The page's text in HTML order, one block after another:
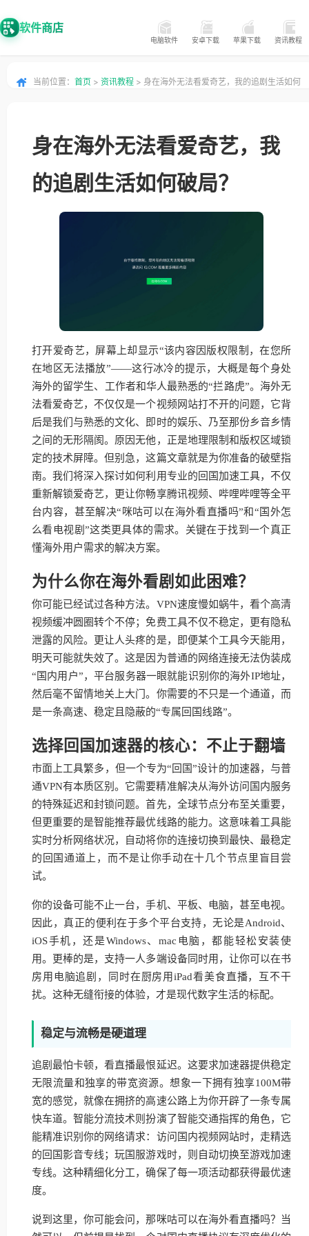
软件商店
电脑软件 安卓下载 苹果下载 资讯教程
当前位置： 首页 > 资讯教程 > 身在海外无法看爱奇艺，我的追剧生活如何
身在海外无法看爱奇艺，我
的追剧生活如何破局？
打开爱奇艺，屏幕上却显示“该内容因版权限制，在您所
在地区无法播放”——这行冰冷的提示，大概是每个身处
海外的留学生、工作者和华人最熟悉的“拦路虎”。海外无
法看爱奇艺，不仅仅是一个视频网站打不开的问题，它背
后是我们与熟悉的文化、即时的娱乐、乃至那份乡音乡情
之间的无形隔阂。原因无他，正是地理限制和版权区域锁
定的技术屏障。但别急，这篇文章就是为你准备的破壁指
南。我们将深入探讨如何利用专业的回国加速工具，不仅
重新解锁爱奇艺，更让你畅享腾讯视频、哔哩哔哩等全平
台内容，甚至解决“咪咕可以在海外看直播吗”和“国外怎
么看电视剧”这类更具体的需求。关键在于找到一个真正
懂海外用户需求的解决方案。
为什么你在海外看剧如此困难？
你可能已经试过各种方法。VPN速度慢如蜗牛，看个高清
视频缓冲圆圈转个不停；免费工具不仅不稳定，更有隐私
泄露的风险。更让人头疼的是，即便某个工具今天能用，
明天可能就失效了。这是因为普通的网络连接无法伪装成
“国内用户”，平台服务器一眼就能识别你的海外IP地址，
然后毫不留情地关上大门。你需要的不只是一个通道，而
是一条高速、稳定且隐蔽的“专属回国线路”。
选择回国加速器的核心：不止于翻墙
市面上工具繁多，但一个专为“回国”设计的加速器，与普
通VPN有本质区别。它需要精准解决从海外访问国内服务
的特殊延迟和封锁问题。首先，全球节点分布至关重要，
但更重要的是智能推荐最优线路的能力。这意味着工具能
实时分析网络状况，自动将你的连接切换到最快、最稳定
的回国通道上，而不是让你手动在十几个节点里盲目尝
试。
你的设备可能不止一台，手机、平板、电脑，甚至电视。
因此，真正的便利在于多个平台支持，无论是Android、
iOS手机，还是Windows、mac电脑，都能轻松安装使
用。更棒的是，支持一人多端设备同时用，让你可以在书
房用电脑追剧，同时在厨房用iPad看美食直播，互不干
扰。这种无缝衔接的体验，才是现代数字生活的标配。
稳定与流畅是硬道理
追剧最怕卡顿，看直播最恨延迟。这要求加速器提供稳定
无限流量和独享的带宽资源。想象一下拥有独享100M带
宽的感觉，就像在拥挤的高速公路上为你开辟了一条专属
快车道。智能分流技术则扮演了智能交通指挥的角色，它
能精准识别你的网络请求：访问国内视频网站时，走精选
的回国影音专线；玩国服游戏时，则自动切换至游戏加速
专线。这种精细化分工，确保了每一项活动都获得最优速
度。
说到这里，你可能会问，那咪咕可以在海外看直播吗？当